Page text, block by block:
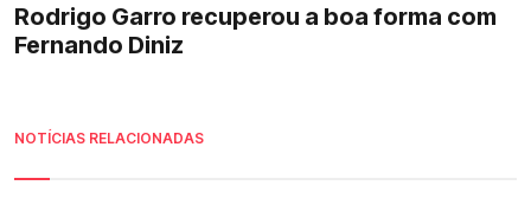
Rodrigo Garro recuperou a boa forma com
Fernando Diniz
NOTÍCIAS RELACIONADAS